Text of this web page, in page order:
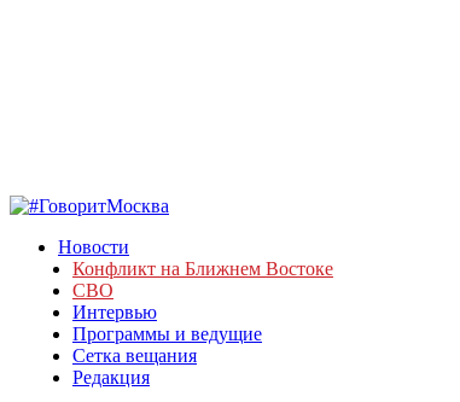
Новости
Конфликт на Ближнем Востоке
СВО
Интервью
Программы и ведущие
Сетка вещания
Редакция